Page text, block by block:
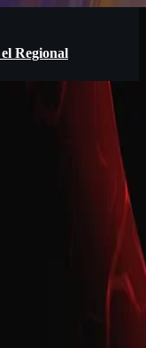
Regional